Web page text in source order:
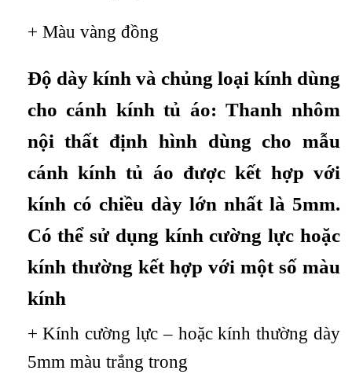
+ Màu vàng đồng
Độ dày kính và chủng loại kính dùng
cho cánh kính tủ áo: Thanh nhôm
nội thất định hình dùng cho mẫu
cánh kính tủ áo được kết hợp với
kính có chiều dày lớn nhất là 5mm.
Có thể sử dụng kính cường lực hoặc
kính thường kết hợp với một số màu
kính
+ Kính cường lực – hoặc kính thường dày
5mm màu trắng trong